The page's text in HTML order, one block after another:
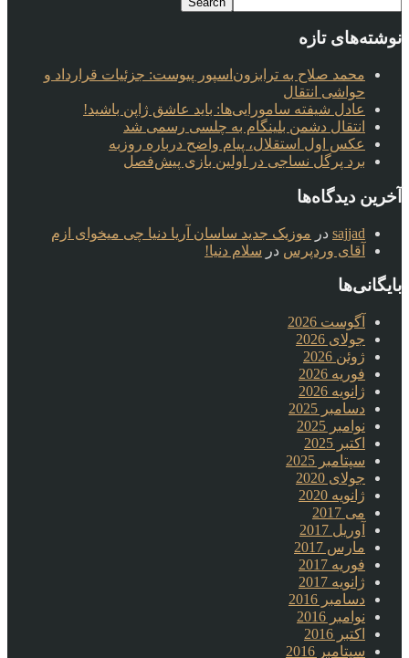
نوشته‌های تازه
محمد صلاح به ترابزون‌اسپور پیوست: جزئیات قرارداد و
حواشی انتقال
عادل شیفته سامورایی‌ها: باید عاشق ژاپن باشید!
انتقال دشمن بلینگام به چلسی رسمی شد
عکس اول استقلال، پیام واضح درباره روزبه
برد پرگل نساجی در اولین بازی پیش‌فصل
آخرین دیدگاه‌ها
sajjad در موزیک جدید ساسان آریا دنیا چی میخوای ازم
آقای وردپرس در سلام دنیا!
بایگانی‌ها
آگوست 2026
جولای 2026
ژوئن 2026
فوریه 2026
ژانویه 2026
دسامبر 2025
نوامبر 2025
اکتبر 2025
سپتامبر 2025
جولای 2020
ژانویه 2020
می 2017
آوریل 2017
مارس 2017
فوریه 2017
ژانویه 2017
دسامبر 2016
نوامبر 2016
اکتبر 2016
سپتامبر 2016